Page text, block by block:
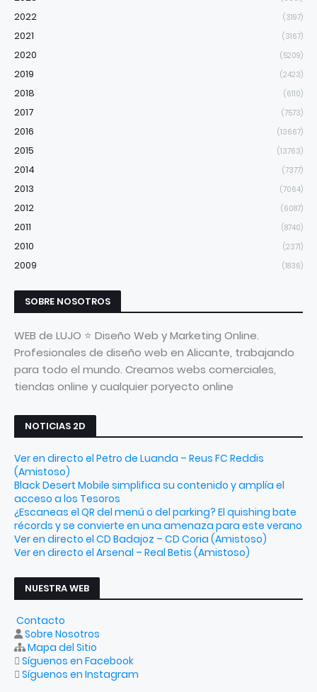
2022 (3197)
2021 (3167)
2020 (5209)
2019 (2423)
2018 (6110)
2017 (7573)
2016 (13667)
2015 (13763)
2014 (7377)
2013 (7064)
2012 (6087)
2011 (8740)
2010 (2371)
2009 (1836)
SOBRE NOSOTROS
WEB de LUJO ⭐ Diseño Web y Marketing Online.
Profesionales de diseño web en Alicante, trabajando
para todo el mundo. Creamos webs comerciales,
tiendas online y cualquier poryecto online
NOTICIAS 2D
Ver en directo el Petro de Luanda – Reus FC Reddis
(Amistoso)
Black Desert Mobile simplifica su contenido y amplía el
acceso a los Tesoros
¿Escaneas el QR del menú o del parking? El quishing bate
récords y se convierte en una amenaza para este verano
Ver en directo el CD Badajoz – CD Coria (Amistoso)
Ver en directo el Arsenal – Real Betis (Amistoso)
NUESTRA WEB
Contacto
Sobre Nosotros
Mapa del Sitio
Síguenos en Facebook
Síguenos en Instagram